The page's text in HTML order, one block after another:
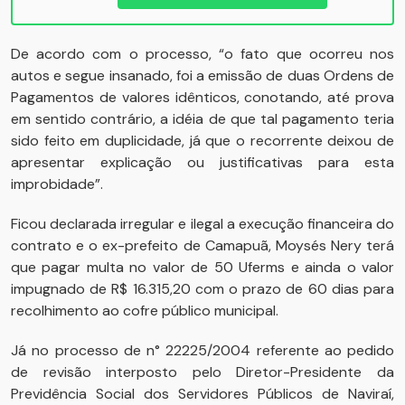
De acordo com o processo, “o fato que ocorreu nos
autos e segue insanado, foi a emissão de duas Ordens de
Pagamentos de valores idênticos, conotando, até prova
em sentido contrário, a idéia de que tal pagamento teria
sido feito em duplicidade, já que o recorrente deixou de
apresentar explicação ou justificativas para esta
improbidade”.
Ficou declarada irregular e ilegal a execução financeira do
contrato e o ex-prefeito de Camapuã, Moysés Nery terá
que pagar multa no valor de 50 Uferms e ainda o valor
impugnado de R$ 16.315,20 com o prazo de 60 dias para
recolhimento ao cofre público municipal.
Já no processo de n° 22225/2004 referente ao pedido
de revisão interposto pelo Diretor-Presidente da
Previdência Social dos Servidores Públicos de Naviraí,